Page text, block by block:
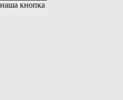
наша кнопка